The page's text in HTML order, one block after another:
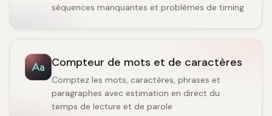
séquences manquantes et problèmes de timing
Compteur de mots et de caractères
Comptez les mots, caractères, phrases et
paragraphes avec estimation en direct du
temps de lecture et de parole